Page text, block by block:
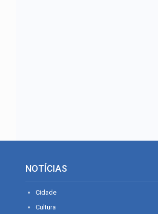
NOTÍCIAS
Cidade
Cultura